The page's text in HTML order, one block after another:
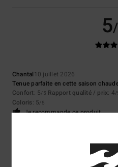
5
Chantal 10 juillet 2026
Tenue parfaite en cette saison
Confort: 5/5 Rapport qualité / prix: 4/
Coloris: 5/5
Je recommande ce produit
5